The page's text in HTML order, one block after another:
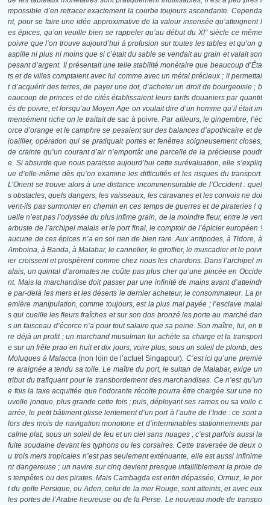
mpossible d’en retracer exactement la courbe toujours ascendante. Cependa
nt, pour se faire une idée approximative de la valeur insensée qu’atteignent l
es épices, qu’on veuille bien se rappeler qu’au début du XI° siècle ce même
poivre que l’on trouve aujourd’hui à profusion sur toutes les tables et qu’on g
aspille ni plus ni moins que si c’était du sable se vendait au grain et valait son
pesant d’argent. Il présentait une telle stabilité monétaire que beaucoup d’Éta
ts et de villes comptaient avec lui comme avec un métal précieux ; il permettai
t d’acquérir des terres, de payer une dot, d’acheter un droit de bourgeoisie ; b
eaucoup de princes et de cités établissaient leurs tarifs douaniers par quantit
és de poivre, et lorsqu’au Moyen Age on voulait dire d’un homme qu’il était im
mensément riche on le traitait desac à poivre. Par ailleurs, le gingembre, l’éc
orce d’orange et le camphre se pesaient sur des balances d’apothicaire et de
joaillier, opération qui se pratiquait portes et fenêtres soigneusement closes,
de crainte qu’un courant d’air n’emportât une parcelle de la précieuse poudr
e. Si absurde que nous paraisse aujourd’hui cette surévaluation, elle s’expliq
ue d’elle-même dès qu’on examine les difficultés et les risques du transport.
L’Orient se trouve alors à une distance incommensurable de l’Occident : quel
s obstacles, quels dangers, les vaisseaux, les caravanes et les convois ne doi
vent-ils pas surmonter en chemin en ces temps de guerres et de pirateries ! q
uelle n’est pas l’odyssée du plus infime grain, de la moindre fleur, entre le vert
arbuste de l’archipel malais et le port final, le comptoir de l’épicier européen !
aucune de ces épices n’a en soi rien de bien rare. Aux antipodes, à Tidore, à
Amboina, à Banda, à Malabar, le cannelier, le giroflier, le muscadier et le poivr
ier croissent et prospèrent comme chez nous les chardons. Dans l’archipel m
alais, un quintal d’aromates ne coûte pas plus cher qu’une pincée en Occide
nt. Mais la marchandise doit passer par une infinité de mains avant d’atteindr
e par-delà les mers et les déserts le dernier acheteur, le consommateur. La pr
emière manipulation, comme toujours, est la plus mal payée ; l’esclave malai
s qui cueille les fleurs fraîches et sur son dos bronzé les porte au marché dan
s un faisceau d’écorce n’a pour tout salaire que sa peine. Son maître, lui, en ti
re déjà un profit ; un marchand musulman lui achète sa charge et la transport
e sur un frêle prao en huit et dix jours, voire plus, sous un soleil de plomb, des
Moluques à Malacca(non loin de l’actuel Singapour). C’est ici qu’une premiè
re araignée a tendu sa toile. Le maître du port, le sultan de Malabar, exige un
tribut du trafiquant pour le transbordement des marchandises. Ce n’est qu’un
e fois la taxe acquittée que l’odorante récolte pourra être chargée sur une no
uvelle jonque, plus grande cette fois ; puis, déployant ses rames ou sa voile c
arrée, le petit bâtiment glisse lentement d’un port à l’autre de l’Inde : ce sont a
lors des mois de navigation monotone et d’interminables stationnements par
calme plat, sous un soleil de feu et un ciel sans nuages ; c’est parfois aussi la
fuite soudaine devant les typhons ou les corsaires. Cette traversée de deux o
u trois mers tropicales n’est pas seulement exténuante, elle est aussi infinime
nt dangereuse ; un navire sur cinq devient presque infailliblement la proie de
s tempêtes ou des pirates. Mais Cambagda est enfin dépassée, Ormuz, le por
t du golfe Persique, ou Aden, celui de la mer Rouge, sont atteints, et avec eux
les portes de l’Arabie heureuse ou de la Perse. Le nouveau mode de transpo